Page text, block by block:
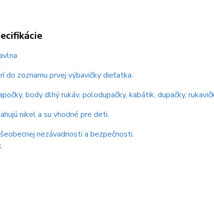
do zoznamu prvej výbavičky dieťatka.
body dlhý rukáv, polodupačky, kabátik, dupačky,
nikel a su vhodné pre deti.
nezávadnosti a bezpečnosti.